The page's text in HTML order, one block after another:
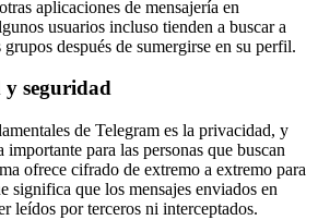
aplicaciones de mensajería en
usuarios incluso tienden a buscar a
después de sumergirse en su perfil.
seguridad
de Telegram es la privacidad, y
importante para las personas que buscan
ofrece cifrado de extremo a extremo para
significa que los mensajes enviados en
leídos por terceros ni interceptados.